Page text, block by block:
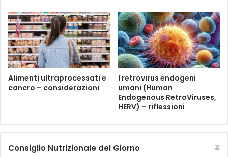
n
E
n
d
o
g
e
n
R
t
Alimenti ultraprocessati e
cancro – considerazioni
I retrovirus endogeni
umani (Human
Endogenous RetroViruses,
HERV) – riflessioni
Consiglio Nutrizionale del Giorno